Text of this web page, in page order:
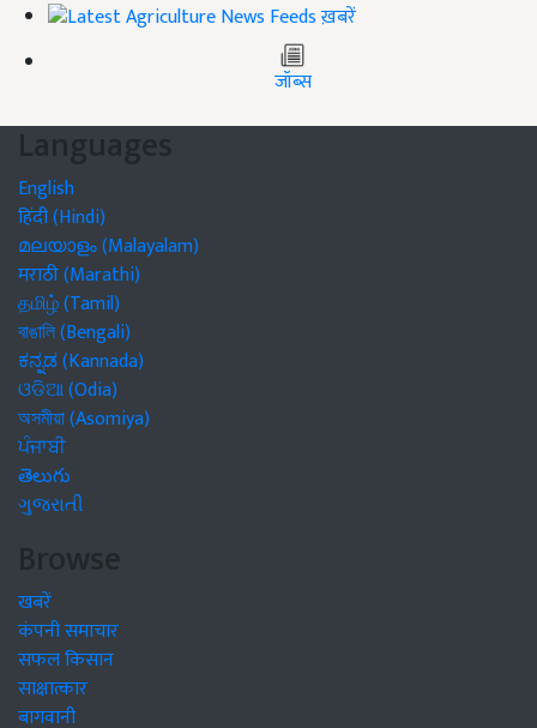
ख़बरें
जॉब्स
Languages
English
हिंदी (Hindi)
മലയാളം (Malayalam)
मराठी (Marathi)
தமிழ் (Tamil)
বাঙালি (Bengali)
ಕನ್ನಡ (Kannada)
ଓଡିଆ (Odia)
অসমীয়া (Asomiya)
ਪੰਜਾਬੀ
తెలుగు
ગુજરાતી
Browse
खबरें
कंपनी समाचार
सफल किसान
साक्षात्कार
बागवानी